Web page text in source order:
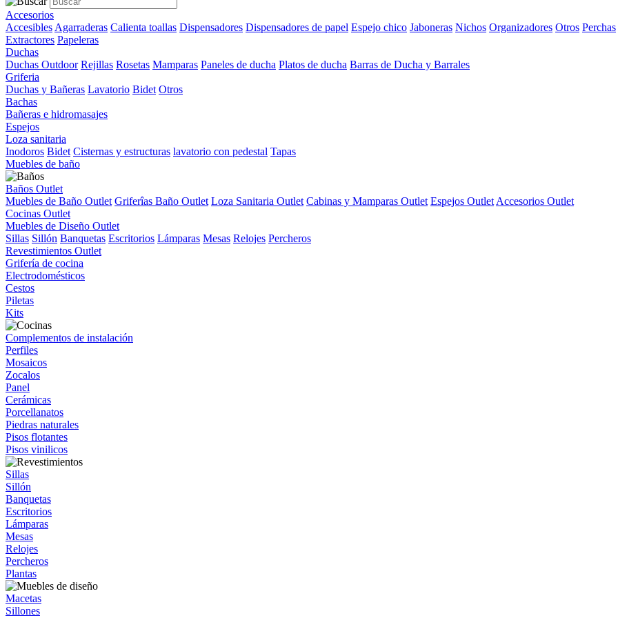
Accesorios
Accesibles Agarraderas Calienta toallas Dispensadores Dispensadores de papel Espejo chico Jaboneras Nichos Organizadores Otros Perchas
Extractores Papeleras
Duchas
Duchas Outdoor Rejillas Rosetas Mamparas Paneles de ducha Platos de ducha Barras de Ducha y Barrales
Griferia
Duchas y Bañeras Lavatorio Bidet Otros
Bachas
Bañeras e hidromasajes
Espejos
Loza sanitaria
Inodoros Bidet Cisternas y estructuras lavatorio con pedestal Tapas
Muebles de baño
Baños Outlet
Muebles de Baño Outlet Griferîas Baño Outlet Loza Sanitaria Outlet Cabinas y Mamparas Outlet Espejos Outlet Accesorios Outlet
Cocinas Outlet
Muebles de Diseño Outlet
Sillas Sillón Banquetas Escritorios Lámparas Mesas Relojes Percheros
Revestimientos Outlet
Grifería de cocina
Electrodomésticos
Cestos
Piletas
Kits
Complementos de instalación
Perfiles
Mosaicos
Zocalos
Panel
Cerámicas
Porcellanatos
Piedras naturales
Pisos flotantes
Pisos vinilicos
Sillas
Sillón
Banquetas
Escritorios
Lámparas
Mesas
Relojes
Percheros
Plantas
Macetas
Sillones